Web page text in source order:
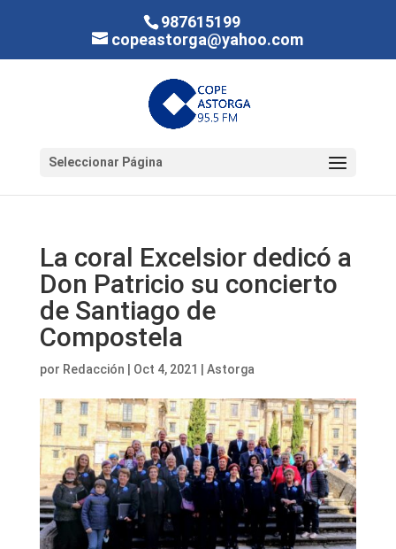
987615199
copeastorga@yahoo.com
Seleccionar Página
La coral Excelsior dedicó a
Don Patricio su concierto
de Santiago de
Compostela
por Redacción Oct 4, 2021 Astorga